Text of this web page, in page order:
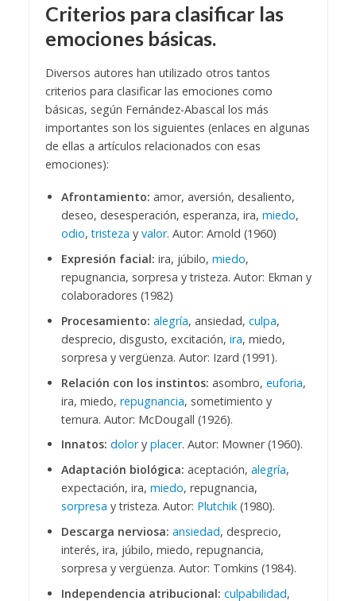
Criterios para clasificar las
emociones básicas.
Diversos autores han utilizado otros tantos
criterios para clasificar las emociones como
básicas, según Fernández-Abascal los más
importantes son los siguientes (enlaces en algunas
de ellas a artículos relacionados con esas
emociones):
Afrontamiento: amor, aversión, desaliento,
deseo, desesperación, esperanza, ira, miedo,
odio,tristeza y valor. Autor: Arnold (1960)
Expresión facial: ira, júbilo, miedo,
repugnancia, sorpresa y tristeza. Autor: Ekman y
colaboradores (1982)
Procesamiento: alegría, ansiedad, culpa,
desprecio, disgusto, excitación, ira, miedo,
sorpresa y vergüenza. Autor: Izard (1991).
Relación con los instintos: asombro, euforia,
ira, miedo, repugnancia, sometimiento y
ternura. Autor: McDougall (1926).
Innatos: dolory placer. Autor: Mowner (1960).
Adaptación biológica: aceptación, alegría,
expectación, ira, miedo, repugnancia,
sorpresa y tristeza. Autor: Plutchik(1980).
Descarga nerviosa: ansiedad, desprecio,
interés, ira, júbilo, miedo, repugnancia,
sorpresa y vergüenza. Autor: Tomkins (1984).
Independencia atribucional: culpabilidad,